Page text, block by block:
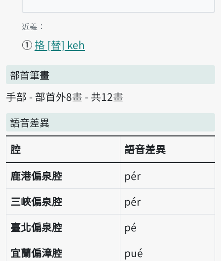
第2項釋義的
近義：
①挌 替 keh
部首筆畫
手部 - 部首外8畫 - 共12畫
語音差異
語音差異表
腔
語音差異
鹿港偏泉腔
pér
三峽偏泉腔
pér
臺北偏泉腔
pé
宜蘭偏漳腔
pué